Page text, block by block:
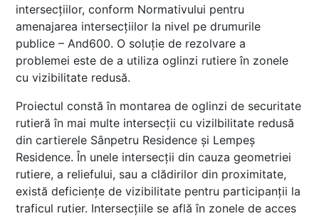
intersecțiilor, conform Normativului pentru
amenajarea intersecțiilor la nivel pe drumurile
publice – And600. O soluție de rezolvare a
problemei este de a utiliza oglinzi rutiere în zonele
cu vizibilitate redusă.
Proiectul constă în montarea de oglinzi de securitate
rutieră în mai multe intersecții cu vizilbilitate redusă
din cartierele Sânpetru Residence și Lempeș
Residence. În unele intersecții din cauza geometriei
rutiere, a reliefului, sau a clădirilor din proximitate,
există deficiențe de vizibilitate pentru participanții la
traficul rutier. Intersecțiile se află în zonele de acces